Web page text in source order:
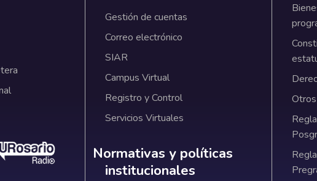
Gestión de cuentas
Correo electrónico
SIAR
Campus Virtual
Registro y Control
Servicios Virtuales
Normativas y políticas
Normativas y políticas
institucionales